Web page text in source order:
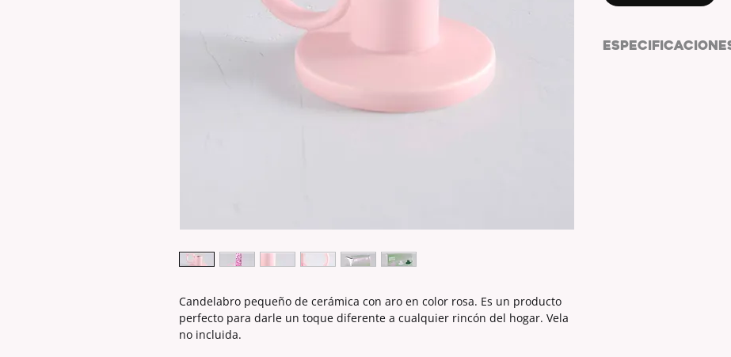
Candelabro pequeño de cerámica con aro en color rosa. Es un producto
perfecto para darle un toque diferente a cualquier rincón del hogar. Vela
no incluida.